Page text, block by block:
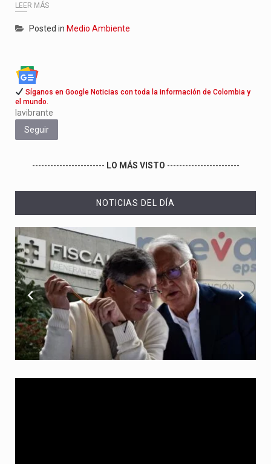
LEER MÁS
Posted in Medio Ambiente
Síganos en Google Noticias con toda la información de Colombia y
el mundo.
lavibrante
Seguir
------------------------ LO MÁS VISTO ------------------------
NOTICIAS DEL DÍA